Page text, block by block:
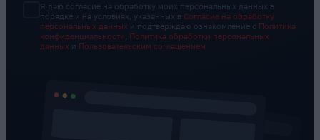
Я даю согласие на обработку моих персональных данных в
порядке и на условиях, указанных в Согласие на обработку
персональных данных и подтверждаю ознакомление с Политика
конфиденциальности
Политика обработки персональных
данных и Пользовательским соглашением